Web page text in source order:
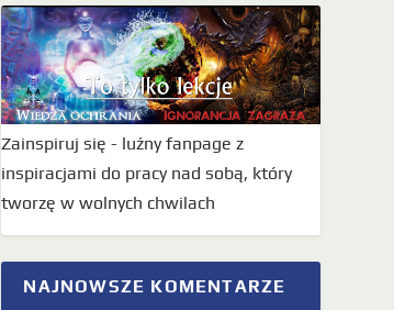
Zainspiruj się - luźny fanpage z
inspiracjami do pracy nad sobą, który
tworzę w wolnych chwilach
NAJNOWSZE KOMENTARZE